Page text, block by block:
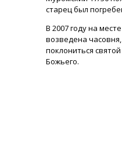
старец был
В 2007 году на
возведена
поклониться
Божьего.